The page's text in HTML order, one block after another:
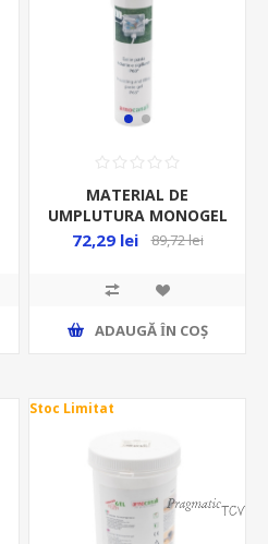
MATERIAL DE
UMPLUTURA MONOGEL
280ML/TUB
72,29 lei 89,72 lei
ADAUGĂ ȊN COŞ
Stoc Limitat